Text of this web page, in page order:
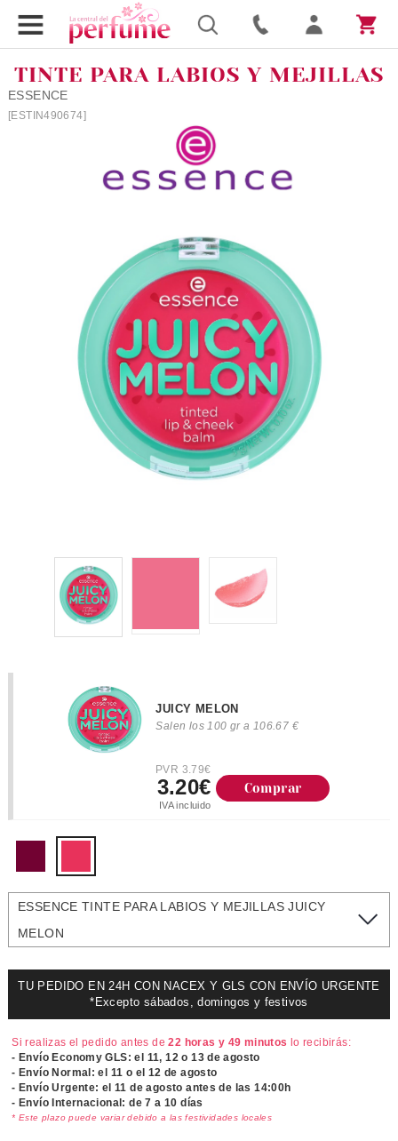
TINTE PARA LABIOS Y MEJILLAS
ESSENCE
[ESTIN490674]
JUICY MELON
Salen los 100 gr a 106.67 €
PVR 3.79€
3.20€
IVA incluido
Comprar
ESSENCE TINTE PARA LABIOS Y MEJILLAS JUICY
MELON
TU PEDIDO EN 24H CON NACEX Y GLS CON ENVÍO URGENTE
*Excepto sábados, domingos y festivos
Si realizas el pedido antes de22 horas y 49 minutos lo recibirás:
- Envío Economy GLS: el 11, 12 o 13 de agosto
- Envío Normal: el 11 o el 12 de agosto
- Envío Urgente: el11 de agosto antes de las 14:00h
- Envío Internacional: de 7 a 10 días
* Este plazo puede variar debido a las festividades locales